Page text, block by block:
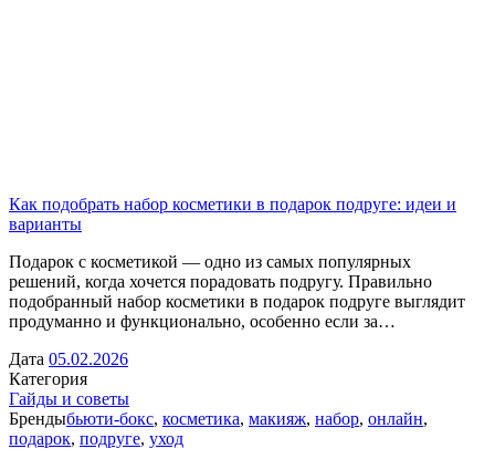
Как подобрать набор косметики в подарок подруге: идеи и
варианты
Подарок с косметикой — одно из самых популярных
решений, когда хочется порадовать подругу. Правильно
подобранный набор косметики в подарок подруге выглядит
продуманно и функционально, особенно если за…
Дата 05.02.2026
Категория
Гайды и советы
Брендыбьюти-бокс, косметика, макияж, набор, онлайн,
подарок, подруге, уход